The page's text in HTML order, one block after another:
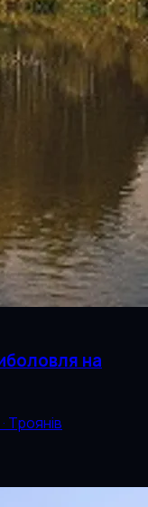
на
Троянів